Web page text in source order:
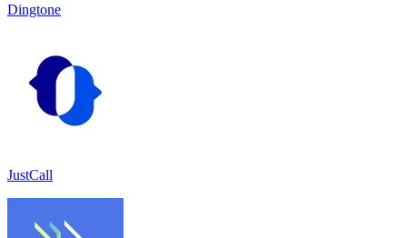
Dingtone
JustCall